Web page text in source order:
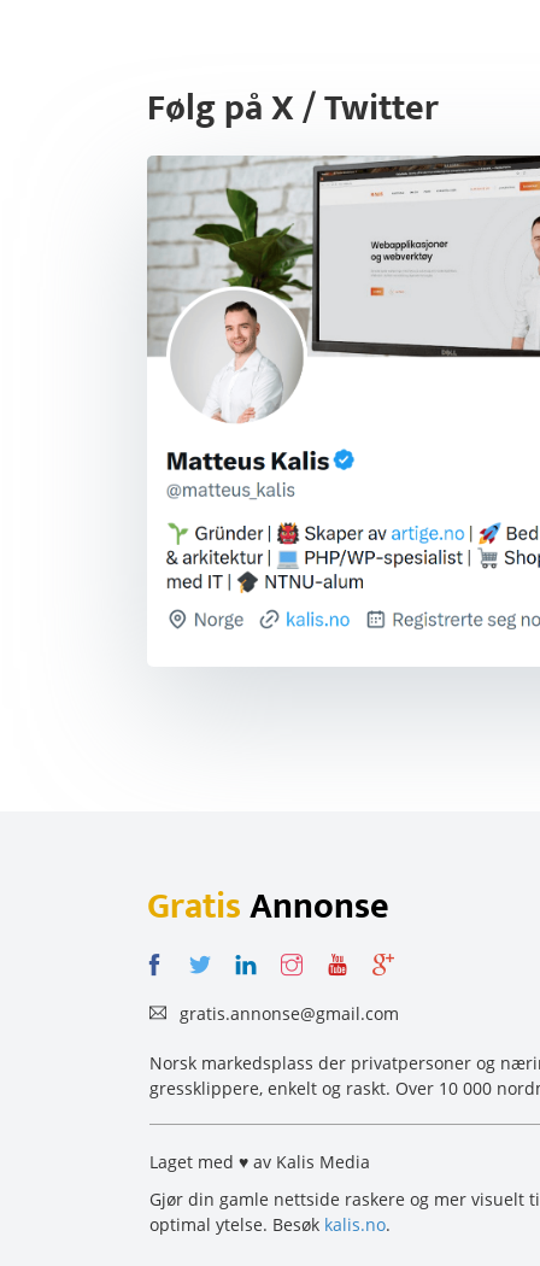
Følg på X / Twitter
GratisAnnonse
gratis.annonse@gmail.com
Norsk markedsplass der privatpersoner og
gressklippere, enkelt og raskt. Over 10 000
Laget med ♥ av Kalis Media
Gjør din gamle nettside raskere og mer visuelt
optimal ytelse. Besøk kalis.no.